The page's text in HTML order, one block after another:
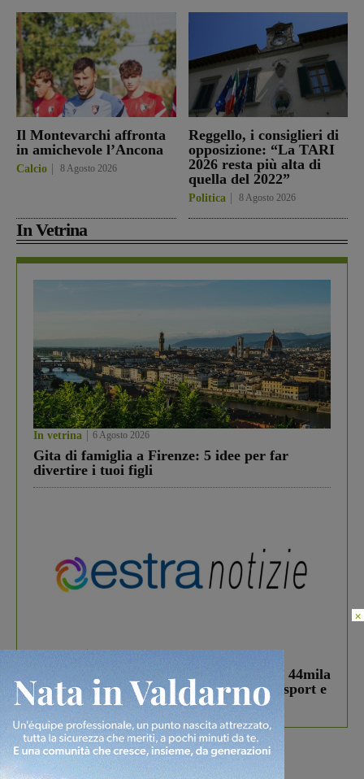
Il Montevarchi affronta
in amichevole l’Ancona
Calcio 8 Agosto 2026
Reggello, i consiglieri di
opposizione: “La TARI
2026 resta più alta di
quella del 2022”
Politica 8 Agosto 2026
In Vetrina
In vetrina 6 Agosto 2026
Gita di famiglia a Firenze: 5 idee per far
divertire i tuoi figli
Estra Notizie agosto: Smart Cities, oltre 44mila
studenti coinvolti, torna il bando per lo sport e
debutta il podcast Estrair
×